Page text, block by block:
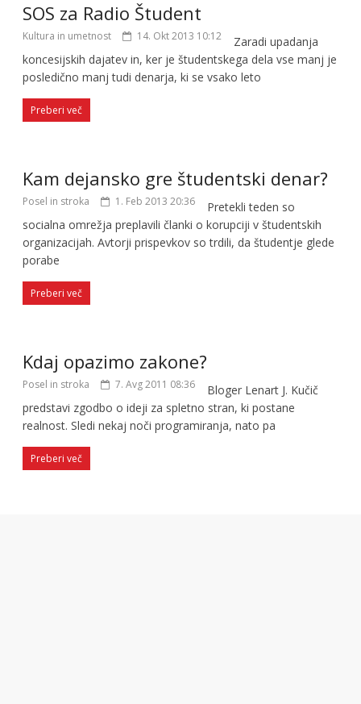
SOS za Radio Študent
Kultura in umetnost 14. Okt 2013 10:12
Zaradi upadanja
koncesijskih dajatev in, ker je študentskega dela vse manj je
posledično manj tudi denarja, ki se vsako leto
Preberi več
Kam dejansko gre študentski denar?
Posel in stroka 1. Feb 2013 20:36
Pretekli teden so
socialna omrežja preplavili članki o korupciji v študentskih
organizacijah. Avtorji prispevkov so trdili, da študentje glede
porabe
Preberi več
Kdaj opazimo zakone?
Posel in stroka 7. Avg 2011 08:36
Bloger Lenart J. Kučič
predstavi zgodbo o ideji za spletno stran, ki postane
realnost. Sledi nekaj noči programiranja, nato pa
Preberi več